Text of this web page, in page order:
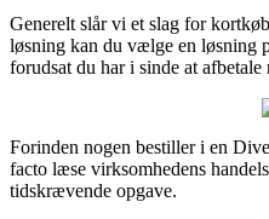
Generelt slår vi et slag for
løsning kan du vælge en løsning
forudsat du har i sinde at
Forinden nogen bestiller i en
facto læse virksomhedens
tidskrævende opgave.